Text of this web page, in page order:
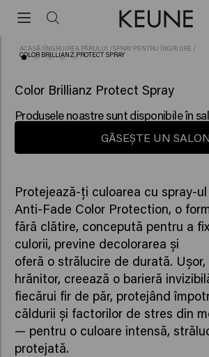
ACASĂ /ÎNGRIJIREA PĂRULUI /SPRAY PENTRU ÎNGRIJIRE /
COLOR BRILLIANZ PROTECT SPRAY
Color Brillianz Protect Spray
Produsele noastre sunt disponibile în
GĂSEȘTE UN SALON
Protejează-ți culoarea cu spray-
Anti-Fade Color Protection, o
fără clătire, concepută pentru a
culorii, previne decolorarea și
oferă o strălucire de durată.
hrănitor, creează o barieră
fiecărui fir de păr, protejând
căldurii și factorilor de stres din
— pentru o culoare intensă,
protejată.